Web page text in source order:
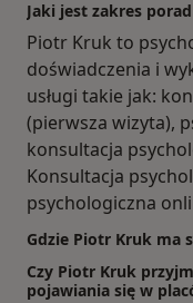
Jaki jest zakres
Piotr Kruk to
doświadczenia i
usługi takie jak:
(pierwsza wizyta),
konsultacja
Konsultacja
psychologiczna
Gdzie Piotr Kruk ma
Czy Piotr Kruk
pojawiania się w